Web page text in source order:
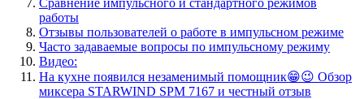
работы
Отзывы пользователей о работе в импульсном режиме
Часто задаваемые вопросы по импульсному режиму
Видео:
На кухне появился незаменимый помощник😁😉 Обзор
миксера STARWIND SPM 7167 и честный отзыв